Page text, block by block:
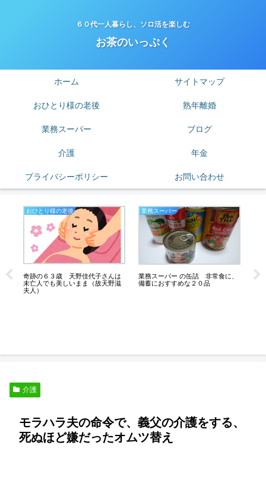
６０代一人暮らし、ソロ活を楽しむ
お茶のいっぷく
ホーム サイトマップ
おひとり様の老後 熟年離婚
業務スーパー ブログ
介護 年金
プライバシーポリシー お問い合わせ
おひとり様の老後
奇跡の６３歳 天野佳代子さんは
未亡人でも美しいまま（故天野滋
夫人）
業務スーパー
業務スーパー の缶詰 非常食に、
備蓄におすすめな２０品
膝
介護
モラハラ夫の命令で、義父の介護をする、
死ぬほど嫌だったオムツ替え